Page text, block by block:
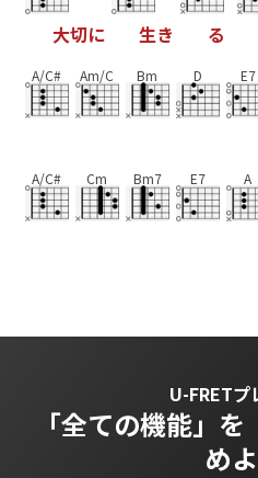
大切に 生き る
A/C# Am/C Bm D E7
A/C# Cm Bm7 E7 A
U-FRETプ
「全ての機能」を
め